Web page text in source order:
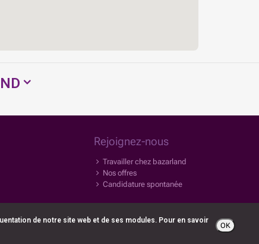
Rejoignez-nous
Travailler chez bazarland
Nos offres
Candidature spontanée
de notre site web et de ses modules. Pour en savoir
OK